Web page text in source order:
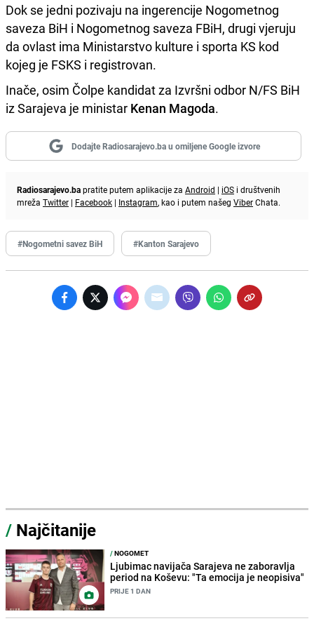
Dok se jedni pozivaju na ingerencije Nogometnog
saveza BiH i Nogometnog saveza FBiH, drugi vjeruju
da ovlast ima Ministarstvo kulture i sporta KS kod
kojeg je FSKS i registrovan.
Inače, osim Čolpe kandidat za Izvršni odbor N/FS BiH
iz Sarajeva je ministar Kenan Magoda.
Dodajte Radiosarajevo.ba u omiljene Google izvore
Radiosarajevo.bapratite putem aplikacije za Android | iOS i društvenih
mreža Twitter | Facebook | Instagram, kao i putem našeg ViberChata.
#Nogometni savez BiH #Kanton Sarajevo
/ Najčitanije
/NOGOMET
Ljubimac navijača Sarajeva ne zaboravlja
period na Koševu: "Ta emocija je neopisiva"
PRIJE 1 DAN